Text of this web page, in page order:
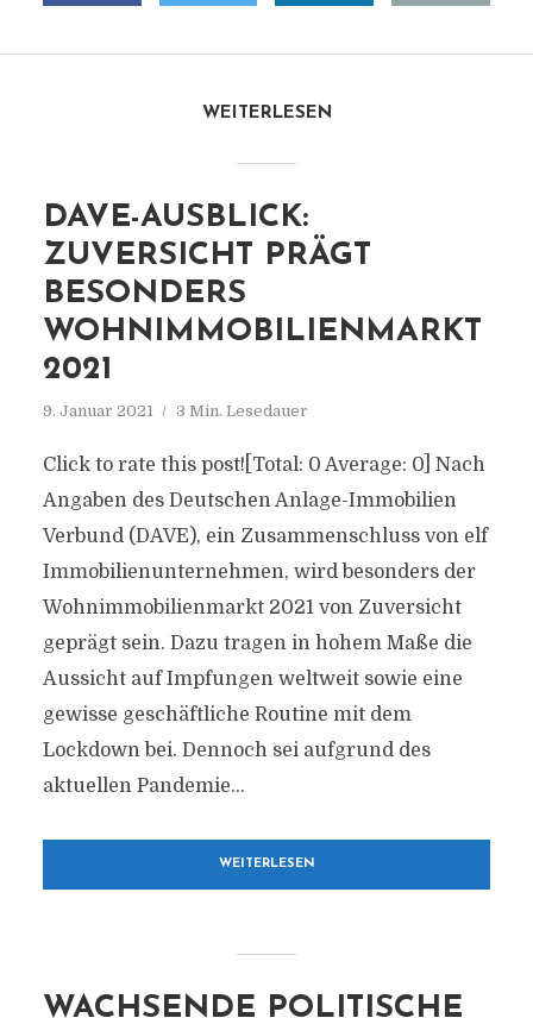
WEITERLESEN
DAVE-AUSBLICK:
ZUVERSICHT PRÄGT
BESONDERS
WOHNIMMOBILIENMARKT
2021
9. Januar 2021 3 Min. Lesedauer
Click to rate this post![Total: 0 Average: 0] Nach
Angaben des Deutschen Anlage-Immobilien
Verbund (DAVE), ein Zusammenschluss von elf
Immobilienunternehmen, wird besonders der
Wohnimmobilienmarkt 2021 von Zuversicht
geprägt sein. Dazu tragen in hohem Maße die
Aussicht auf Impfungen weltweit sowie eine
gewisse geschäftliche Routine mit dem
Lockdown bei. Dennoch sei aufgrund des
aktuellen Pandemie...
WEITERLESEN
WACHSENDE POLITISCHE